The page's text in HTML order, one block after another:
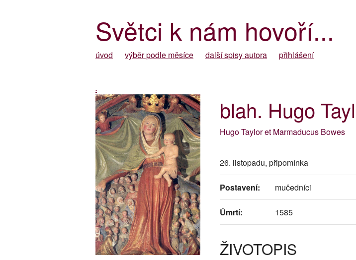
Světci k nám hovoří...
úvod výběr podle měsíce další spisy autora přihlášení
-
blah. Hugo
Hugo Taylor et Marmaducus Bowes
26. listopadu, připomínka
Postavení: mučedníci
Úmrtí: 1585
ŽIVOTOPIS